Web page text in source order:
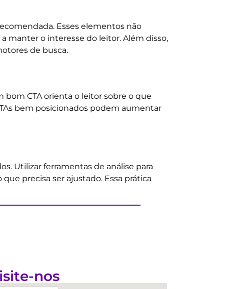
Esses elementos não
manter o interesse do leitor. Além disso,
de busca.
bom CTA orienta o leitor sobre o que
bem posicionados podem aumentar
Utilizar ferramentas de análise para
precisa ser ajustado. Essa prática
nos